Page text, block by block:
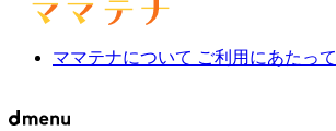
ママテナについて ご利用にあたって